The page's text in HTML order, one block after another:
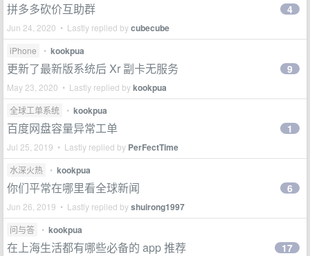
拼多多砍价互助群
Jun 24, 2020 • Lastly replied bycubecube
4
iPhone • kookpua
更新了最新版系统后 Xr 副卡无服务
May 23, 2020 • Lastly replied bykookpua
9
全球工单系统 • kookpua
百度网盘容量异常工单
Jul 25, 2019 • Lastly replied by PerFectTime
1
水深火热 • kookpua
你们平常在哪里看全球新闻
Jun 26, 2019 • Lastly replied byshuirong1997
6
问与答 • kookpua
在上海生活都有哪些必备的 app 推荐 17